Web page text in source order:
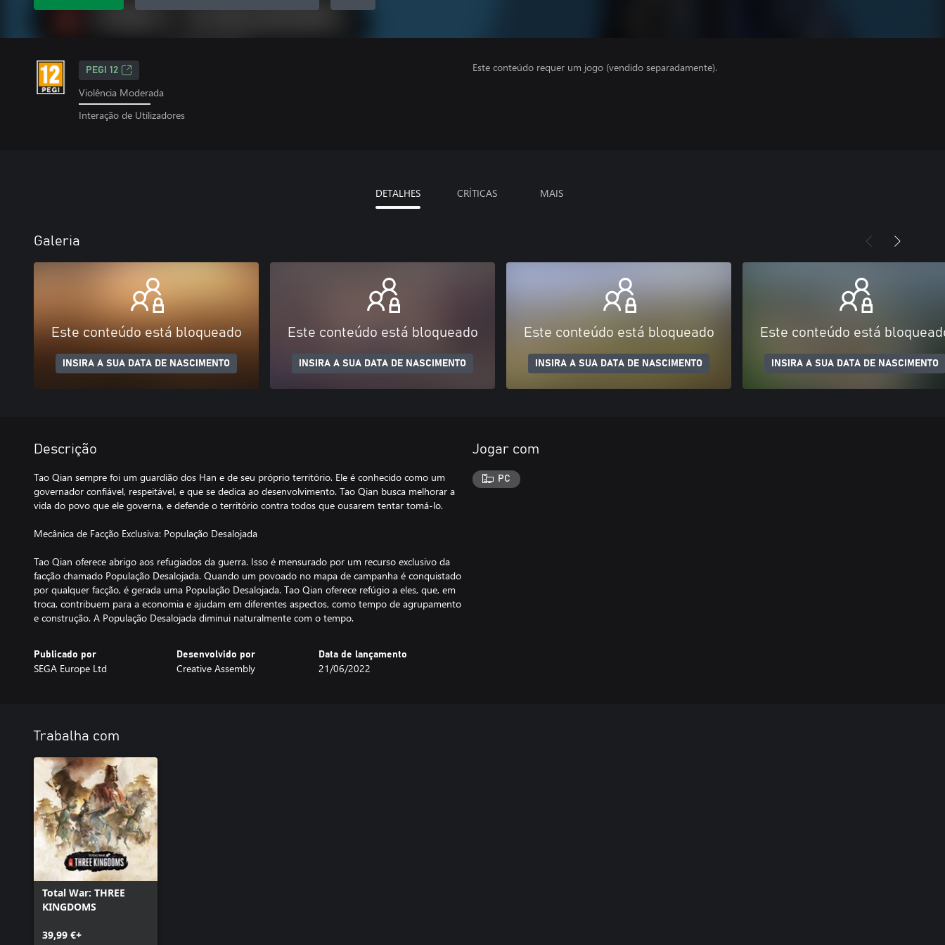
PEGI 12
Violência Moderada
Interação de Utilizadores
Este conteúdo requer um jogo (vendido separadamente).
DETALHES CRÍTICAS MAIS
Galeria
Este conteúdo está bloqueado
INSIRA A SUA DATA DE NASCIMENTO
Este conteúdo está bloqueado
INSIRA A SUA DATA DE NASCIMENTO
Este conteúdo está bloqueado
INSIRA A SUA DATA DE NASCIMENTO
Este conteúdo está
INSIRA A SUA DATA DE NASCIMENTO
Descrição
Tao Qian sempre foi um guardião dos Han e de seu próprio território. Ele é conhecido como um
governador confiável, respeitável, e que se dedica ao desenvolvimento. Tao Qian busca melhorar a
vida do povo que ele governa, e defende o território contra todos que ousarem tentar tomá-lo.
Mecânica de Facção Exclusiva: População Desalojada
Tao Qian oferece abrigo aos refugiados da guerra. Isso é mensurado por um recurso exclusivo da
facção chamado População Desalojada. Quando um povoado no mapa de campanha é conquistado
por qualquer facção, é gerada uma População Desalojada. Tao Qian oferece refúgio a eles, que, em
troca, contribuem para a economia e ajudam em diferentes aspectos, como tempo de agrupamento
e construção. A População Desalojada diminui naturalmente com o tempo.
Publicado por
SEGA Europe Ltd
Desenvolvido por
Creative Assembly
Data de lançamento
21/06/2022
Jogar com
PC
Trabalha com
Total War: THREE
KINGDOMS
39,99 €+